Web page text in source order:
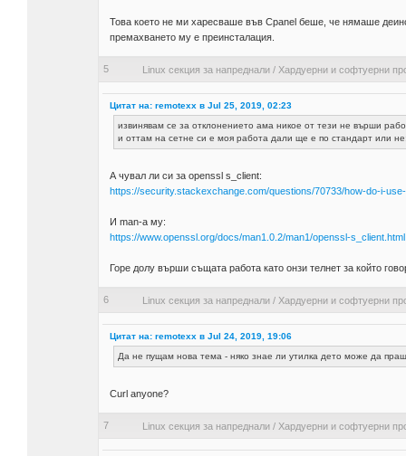
Това което не ми харесваше във Cpanel беше, че нямаше
премахването му е преинсталация.
5 Linux секция за напреднали/ Хардуерни и софтуерни
Цитат на: remotexx в Jul 25, 2019, 02:23
извинявам се за отклонението ама никое от тези не върши
и оттам на сетне си е моя работа дали ще е по стандарт или
А чувал ли си за openssl s_client:
https://security.stackexchange.com/questions/70733/how-do-i-
И man-а му:
https://www.openssl.org/docs/man1.0.2/man1/openssl-s_client.html
Горе долу върши същата работа като онзи телнет за който
6 Linux секция за напреднали/ Хардуерни и софтуерни
Цитат на: remotexx в Jul 24, 2019, 19:06
Да не пущам нова тема - няко знае ли утилка дето може да
Curl anyone?
7 Linux секция за напреднали/ Хардуерни и софтуерни